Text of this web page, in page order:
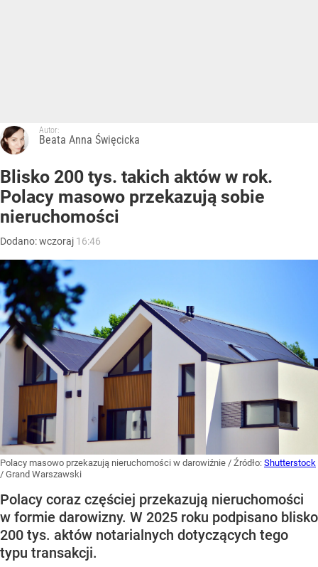
Autor:
Beata Anna Święcicka
Blisko 200 tys. takich aktów w rok.
Polacy masowo przekazują sobie
nieruchomości
Dodano:wczoraj 16:46
Polacy masowo przekazują nieruchomości w darowiźnie / Źródło: Shutterstock
/ Grand Warszawski
Polacy coraz częściej przekazują nieruchomości
w formie darowizny. W 2025 roku podpisano blisko
200 tys. aktów notarialnych dotyczących tego
typu transakcji.